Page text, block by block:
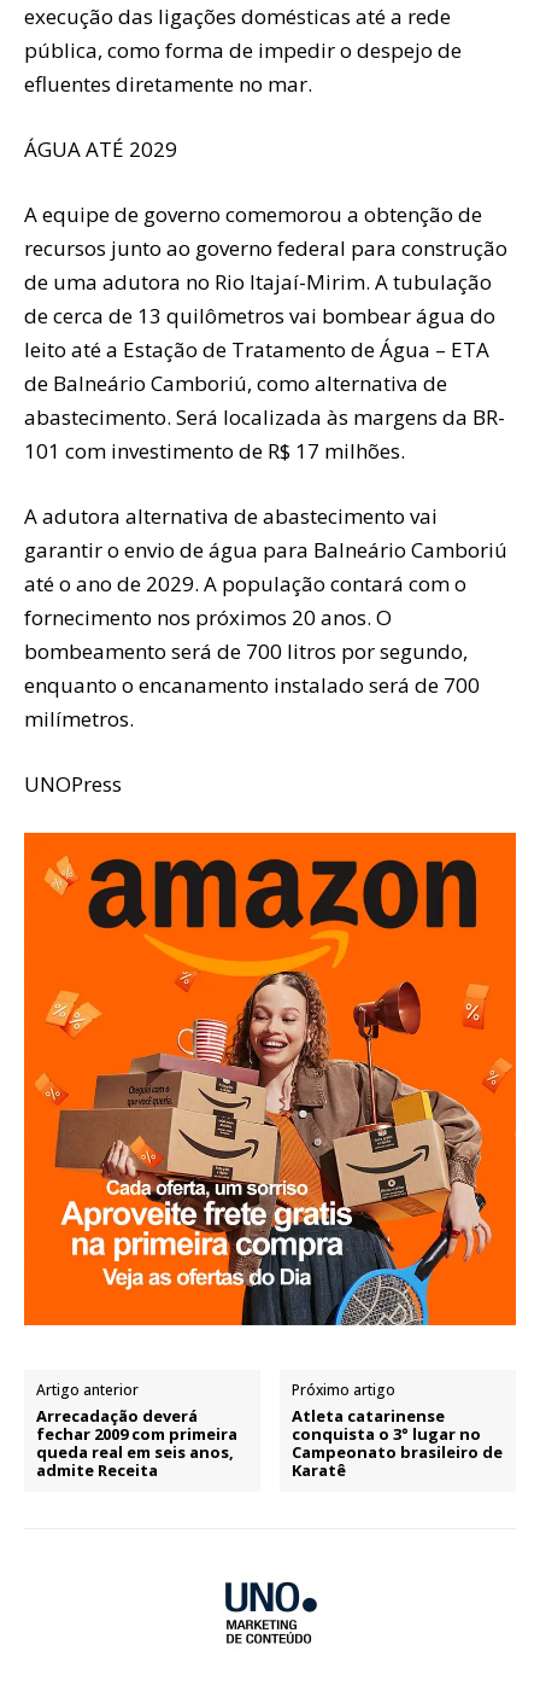
execução das ligações domésticas até a rede
pública, como forma de impedir o despejo de
efluentes diretamente no mar.
ÁGUA ATÉ 2029
A equipe de governo comemorou a obtenção de
recursos junto ao governo federal para construção
de uma adutora no Rio Itajaí-Mirim. A tubulação
de cerca de 13 quilômetros vai bombear água do
leito até a Estação de Tratamento de Água – ETA
de Balneário Camboriú, como alternativa de
abastecimento. Será localizada às margens da BR-
101 com investimento de R$ 17 milhões.
A adutora alternativa de abastecimento vai
garantir o envio de água para Balneário Camboriú
até o ano de 2029. A população contará com o
fornecimento nos próximos 20 anos. O
bombeamento será de 700 litros por segundo,
enquanto o encanamento instalado será de 700
milímetros.
UNOPress
Artigo anterior
Arrecadação deverá
fechar 2009 com primeira
queda real em seis anos,
admite Receita
Próximo artigo
Atleta catarinense
conquista o 3° lugar no
Campeonato brasileiro de
Karatê